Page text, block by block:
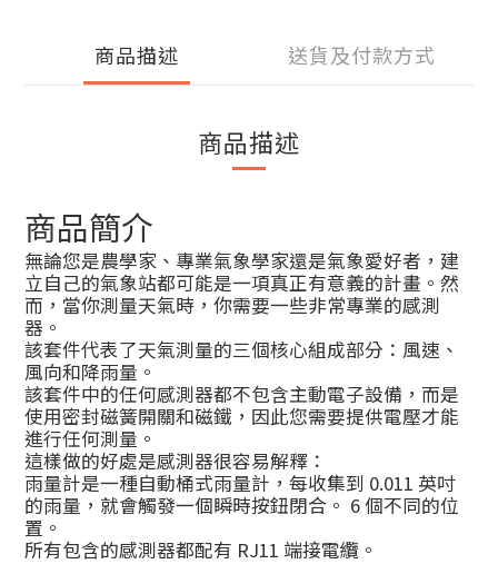
商品描述 送貨及付款方式
商品描述
商品簡介
無論您是農學家、專業氣象學家還是氣象愛好者，建
立自己的氣象站都可能是一項真正有意義的計畫。然
而，當你測量天氣時，你需要一些非常專業的感測
器。
該套件代表了天氣測量的三個核心組成部分：風速、
風向和降雨量。
該套件中的任何感測器都不包含主動電子設備，而是
使用密封磁簧開關和磁鐵，因此您需要提供電壓才能
進行任何測量。
這樣做的好處是感測器很容易解釋：
雨量計是一種自動桶式雨量計，每收集到 0.011 英吋
的雨量，就會觸發一個瞬時按鈕閉合。 6 個不同的位
置。
所有包含的感測器都配有 RJ11 端接電纜。